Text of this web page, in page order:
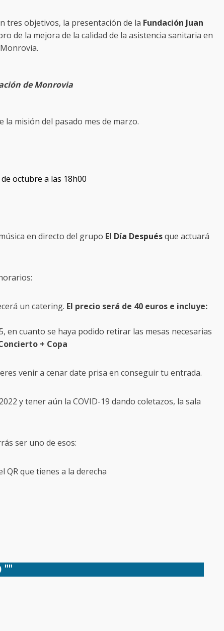
tres objetivos, la presentación de la Fundación Juan
de la mejora de la calidad de la asistencia sanitaria en
de Monrovia
misión del pasado mes de marzo.
octubre a las 18h00
en directo del grupo El Día Despuésque actuará
un catering. El precio será de 40 euros e incluye:
en cuanto se haya podido retirar las mesas necesarias
+ Copa
venir a cenar date prisa en conseguir tu entrada.
y tener aún la COVID-19 dando coletazos, la sala
ser uno de esos:
QR que tienes a la derecha
""